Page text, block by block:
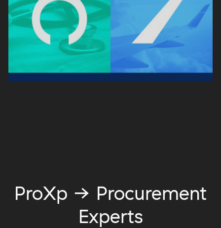
ProXp → Procurement
Experts